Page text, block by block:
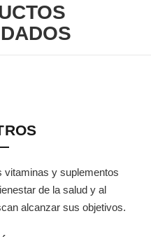
vitaminas y suplementos
de la salud y al
alcanzar sus objetivos.